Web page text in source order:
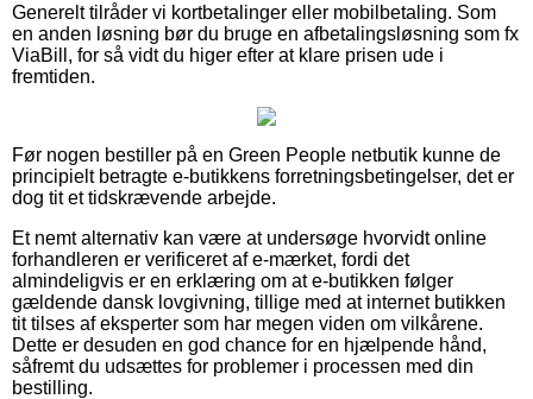
Generelt tilråder vi kortbetalinger eller mobilbetaling. Som
en anden løsning bør du bruge en afbetalingsløsning som fx
ViaBill, for så vidt du higer efter at klare prisen ude i
fremtiden.
Før nogen bestiller på en Green People netbutik kunne de
principielt betragte e-butikkens forretningsbetingelser, det er
dog tit et tidskrævende arbejde.
Et nemt alternativ kan være at undersøge hvorvidt online
forhandleren er verificeret af e-mærket, fordi det
almindeligvis er en erklæring om at e-butikken følger
gældende dansk lovgivning, tillige med at internet butikken
tit tilses af eksperter som har megen viden om vilkårene.
Dette er desuden en god chance for en hjælpende hånd,
såfremt du udsættes for problemer i processen med din
bestilling.